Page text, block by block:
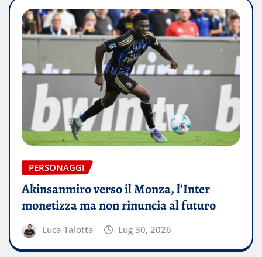
PERSONAGGI
Akinsanmiro verso il Monza, l’Inter
monetizza ma non rinuncia al futuro
Luca Talotta Lug 30, 2026